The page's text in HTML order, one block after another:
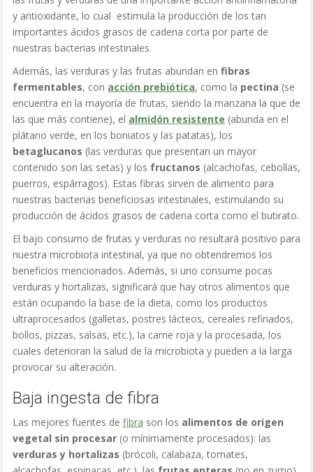
y antioxidante, lo cual estimula la producción de los tan
importantes ácidos grasos de cadena corta por parte de
nuestras bacterias intestinales.
Además, las verduras y las frutas abundan en fibras
fermentables, con acción prebiótica, como la pectina (se
encuentra en la mayoría de frutas, siendo la manzana la que de
las que más contiene), el almidón resistente (abunda en el
plátano verde, en los boniatos y las patatas), los
betaglucanos (las verduras que presentan un mayor
contenido son las setas) y los fructanos (alcachofas, cebollas,
puerros, espárragos). Estas fibras sirven de alimento para
nuestras bacterias beneficiosas intestinales, estimulando su
producción de ácidos grasos de cadena corta como el butirato.
El bajo consumo de frutas y verduras no resultará positivo para
nuestra microbiota intestinal, ya que no obtendremos los
beneficios mencionados. Además, si uno consume pocas
verduras y hortalizas, significará que hay otros alimentos que
están ocupando la base de la dieta, como los productos
ultraprocesados (galletas, postres lácteos, cereales refinados,
bollos, pizzas, salsas, etc.), la carne roja y la procesada, los
cuales deterioran la salud de la microbiota y pueden a la larga
provocar su alteración.
Baja ingesta de fibra
Las mejores fuentes de fibra son los alimentos de origen
vegetal sin procesar (o mínimamente procesados): las
verduras y hortalizas (brócoli, calabaza, tomates,